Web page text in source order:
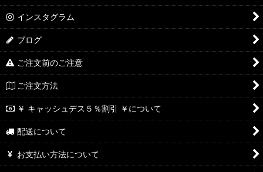
インスタグラム
ブログ
ご注文前のご注意
ご注文方法
￥ キャッシュデス５％割引 ￥について
配送について
お支払い方法について